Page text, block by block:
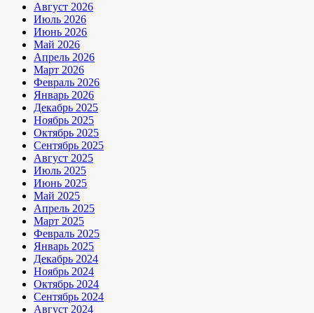
Август 2026
Июль 2026
Июнь 2026
Май 2026
Апрель 2026
Март 2026
Февраль 2026
Январь 2026
Декабрь 2025
Ноябрь 2025
Октябрь 2025
Сентябрь 2025
Август 2025
Июль 2025
Июнь 2025
Май 2025
Апрель 2025
Март 2025
Февраль 2025
Январь 2025
Декабрь 2024
Ноябрь 2024
Октябрь 2024
Сентябрь 2024
Август 2024